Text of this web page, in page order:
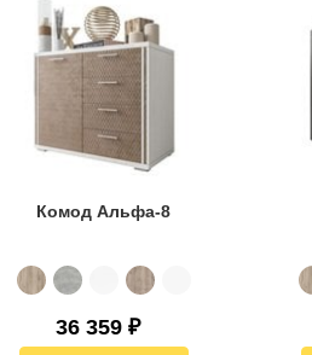
Комод Альфа-8
36 359 ₽